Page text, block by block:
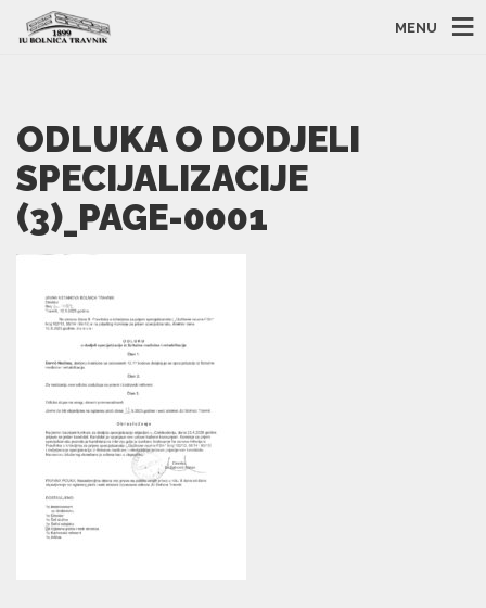
MENU
ODLUKA O DODJELI
SPECIJALIZACIJE
(3)_PAGE-0001